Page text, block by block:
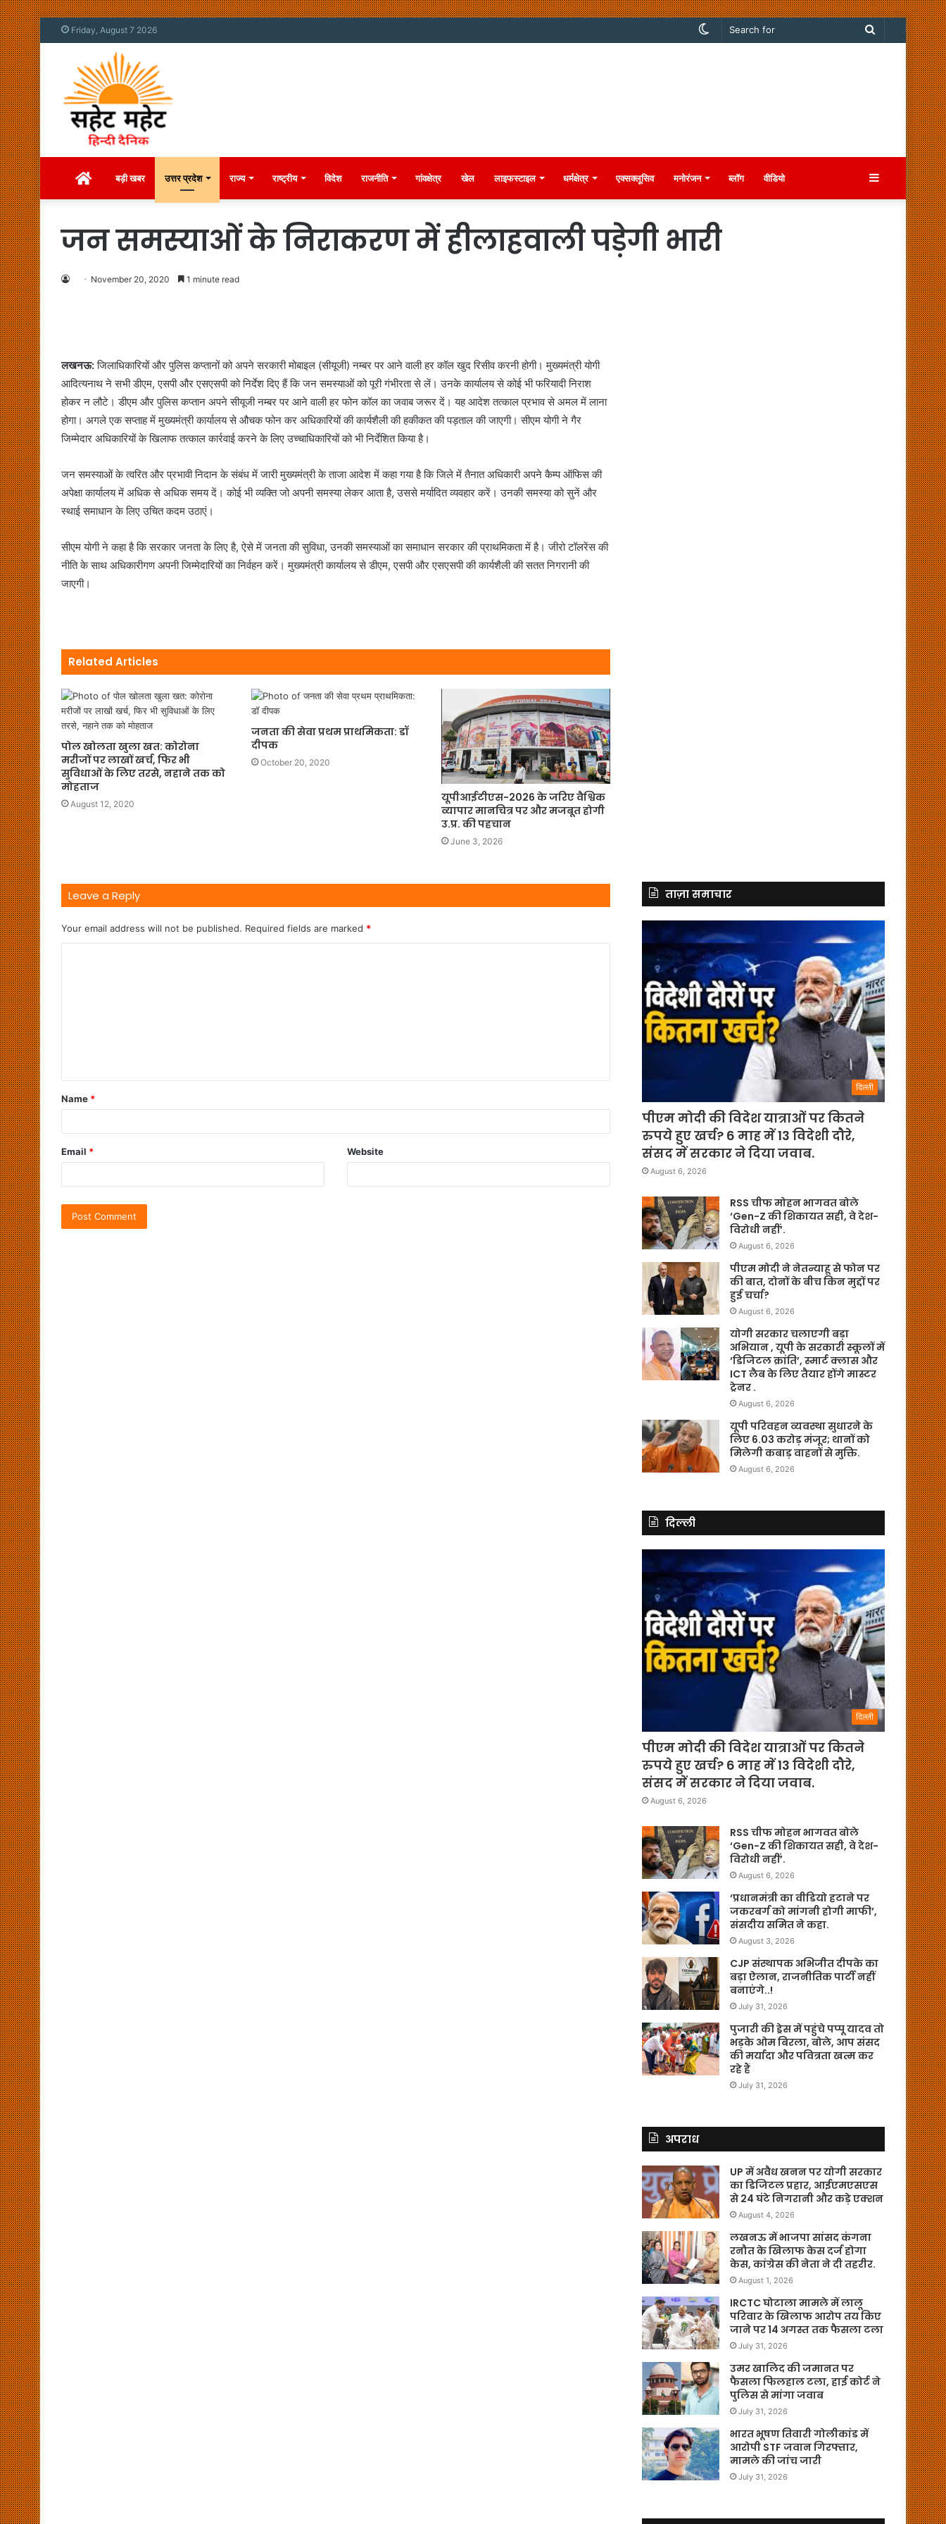
Friday, August 7 2026
Search
Switch
Homeबड़ी खबर उत्तर प्रदेश राज्य राष्ट्रीय विदेश राजनीति गांवक्षेत्र खेल लाइफस्टाइल धर्मक्षेत्र एक्सक्लूसिव मनोरंजन ब्लॉग वीडियो Sidebar
जन समस्याओं के निराकरण में हीलाहवाली पड़ेगी भारी
November 20, 2020 1 minute read
लखनऊ:जिलाधिकारियों और पुलिस कप्तानों को अपने सरकारी मोबाइल (सीयूजी) नम्बर पर आने वाली हर कॉल खुद रिसीव करनी होगी। मुख्यमंत्री योगी
आदित्यनाथ ने सभी डीएम, एसपी और एसएसपी को निर्देश दिए हैं कि जन समस्याओं को पूरी गंभीरता से लें। उनके कार्यालय से कोई भी फरियादी निराश
होकर न लौटे। डीएम और पुलिस कप्तान अपने सीयूजी नम्बर पर आने वाली हर फोन कॉल का जवाब जरूर दें। यह आदेश तत्काल प्रभाव से अमल में लाना
होगा। अगले एक सप्ताह में मुख्यमंत्री कार्यालय से औचक फोन कर अधिकारियों की कार्यशैली की हकीकत की पड़ताल की जाएगी। सीएम योगी ने गैर
जिम्मेदार अधिकारियों के खिलाफ तत्काल कार्रवाई करने के लिए उच्चाधिकारियों को भी निर्देशित किया है।
जन समस्याओं के त्वरित और प्रभावी निदान के संबंध में जारी मुख्यमंत्री के ताजा आदेश में कहा गया है कि जिले में तैनात अधिकारी अपने कैम्प ऑफिस की
अपेक्षा कार्यालय में अधिक से अधिक समय दें। कोई भी व्यक्ति जो अपनी समस्या लेकर आता है, उससे मर्यादित व्यवहार करें। उनकी समस्या को सुनें और
स्थाई समाधान के लिए उचित कदम उठाएं।
सीएम योगी ने कहा है कि सरकार जनता के लिए है, ऐसे में जनता की सुविधा, उनकी समस्याओं का समाधान सरकार की प्राथमिकता में है। जीरो टॉलरेंस की
नीति के साथ अधिकारीगण अपनी जिम्मेदारियों का निर्वहन करें। मुख्यमंत्री कार्यालय से डीएम, एसपी और एसएसपी की कार्यशैली की सतत निगरानी की
जाएगी।
Related Articles
पोल खोलता खुला खत: कोरोना
मरीजों पर लाखों खर्च, फिर भी
सुविधाओं के लिए तरसे, नहाने तक को
मोहताज
August 12, 2020
जनता की सेवा प्रथम प्राथमिकता: डॉ
दीपक
October 20, 2020
यूपीआईटीएस-2026 के जरिए वैश्विक
व्यापार मानचित्र पर और मजबूत होगी
उ.प्र. की पहचान
June 3, 2026
Leave a Reply
Your email address will not be published. Required fields are marked *
Name *
Email * Website
ताज़ा समाचार
दिल्ली
पीएम मोदी की विदेश यात्राओं पर कितने
रुपये हुए खर्च? 6 माह में 13 विदेशी दौरे,
संसद में सरकार ने दिया जवाब.
August 6, 2026
RSS चीफ मोहन भागवत बोले
‘Gen-Z की शिकायत सही, वे देश-
विरोधी नहीं’.
August 6, 2026
पीएम मोदी ने नेतन्याहू से फोन पर
की बात, दोनों के बीच किन मुद्दों पर
हुई चर्चा?
August 6, 2026
योगी सरकार चलाएगी बड़ा
अभियान , यूपी के सरकारी स्कूलों में
‘डिजिटल क्रांति’, स्मार्ट क्लास और
ICT लैब के लिए तैयार होंगे मास्टर
ट्रेनर .
August 6, 2026
यूपी परिवहन व्यवस्था सुधारने के
लिए 6.03 करोड़ मंजूर; थानों को
मिलेगी कबाड़ वाहनों से मुक्ति.
August 6, 2026
दिल्ली
दिल्ली
पीएम मोदी की विदेश यात्राओं पर कितने
रुपये हुए खर्च? 6 माह में 13 विदेशी दौरे,
संसद में सरकार ने दिया जवाब.
August 6, 2026
RSS चीफ मोहन भागवत बोले
‘Gen-Z की शिकायत सही, वे देश-
विरोधी नहीं’.
August 6, 2026
‘प्रधानमंत्री का वीडियो हटाने पर
जकरबर्ग को मांगनी होगी माफी’,
संसदीय समित ने कहा.
August 3, 2026
CJP संस्थापक अभिजीत दीपके का
बड़ा ऐलान, राजनीतिक पार्टी नहीं
बनाएंगे..!
July 31, 2026
पुजारी की ड्रेस में पहुंचे पप्पू यादव तो
भड़के ओम बिरला, बोले, आप संसद
की मर्यादा और पवित्रता खत्म कर
रहे हैं
July 31, 2026
अपराध
UP में अवैध खनन पर योगी सरकार
का डिजिटल प्रहार, आईएमएसएस
से 24 घंटे निगरानी और कड़े एक्शन
August 4, 2026
लखनऊ में भाजपा सांसद कंगना
रनौत के खिलाफ केस दर्ज होगा
केस, कांग्रेस की नेता ने दी तहरीर.
August 1, 2026
IRCTC घोटाला मामले में लालू
परिवार के खिलाफ आरोप तय किए
जाने पर 14 अगस्त तक फैसला टला
July 31, 2026
उमर खालिद की जमानत पर
फैसला फिलहाल टला, हाई कोर्ट ने
पुलिस से मांगा जवाब
July 31, 2026
भारत भूषण तिवारी गोलीकांड में
आरोपी STF जवान गिरफ्तार,
मामले की जांच जारी
July 31, 2026